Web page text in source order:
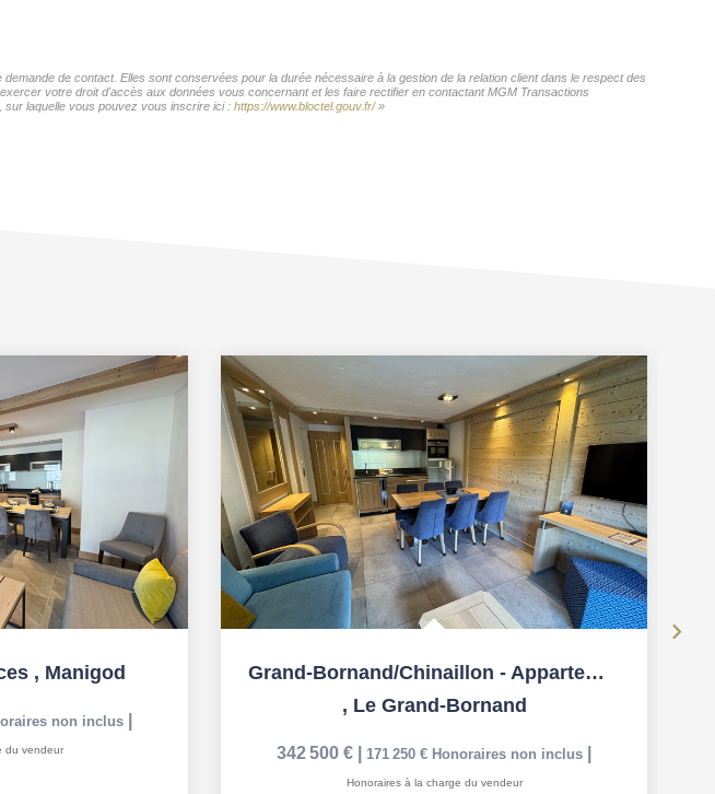
de contact. Elles sont conservées pour la durée nécessaire à la gestion de la relation client dans le respect des
votre droit d'accès aux données vous concernant et les faire rectifier en contactant MGM Transactions
sur laquelle vous pouvez vous inscrire ici : https://www.bloctel.gouv.fr/»
, Manigod
non inclus
du vendeur
Grand-Bornand/Chinaillon - Appartement 3 pièces
, Le Grand-Bornand
342 500 € 171 250 € Honoraires non inclus
Honoraires à la charge du vendeur